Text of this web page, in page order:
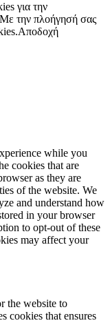
για την
Με την πλοήγησή σας
Αποδοχή
while you
cookies that are
as they are
of the website. We
and understand how
in your browser
to opt-out of these
may affect your
the website to
cookies that ensures